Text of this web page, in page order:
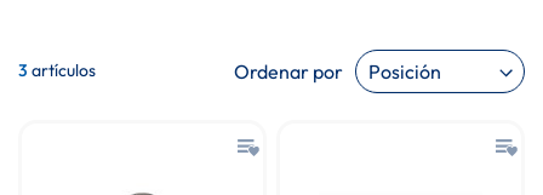
3 artículos Ordenar por